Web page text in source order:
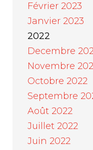
Février 2023
Janvier 2023
2022
Decembre
Novembre
Octobre 2022
Septembre
Août 2022
Juillet 2022
Juin 2022